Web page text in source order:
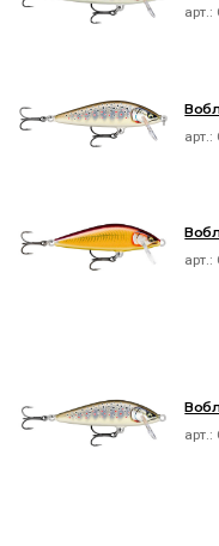
арт.:
арт.:
арт.:
арт.: